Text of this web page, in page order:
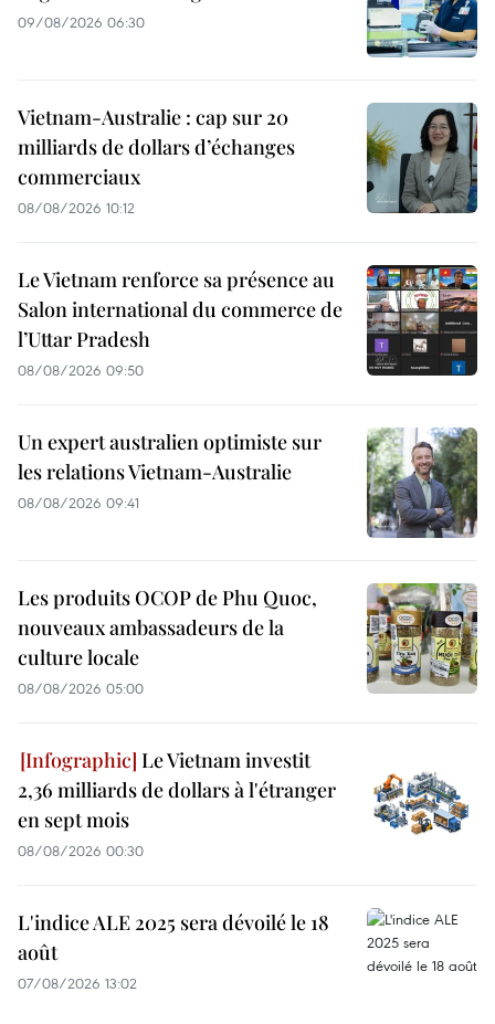
09/08/2026 06:30
Vietnam-Australie : cap sur 20
milliards de dollars d’échanges
commerciaux
08/08/2026 10:12
Le Vietnam renforce sa présence au
Salon international du commerce de
l’Uttar Pradesh
08/08/2026 09:50
Un expert australien optimiste sur
les relations Vietnam-Australie
08/08/2026 09:41
Les produits OCOP de Phu Quoc,
nouveaux ambassadeurs de la
culture locale
08/08/2026 05:00
Le Vietnam investit
2,36 milliards de dollars à l'étranger
en sept mois
08/08/2026 00:30
L'indice ALE 2025 sera dévoilé le 18
août
07/08/2026 13:02